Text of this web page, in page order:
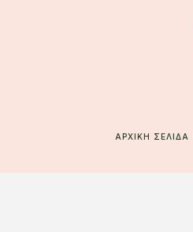
ΑΡΧΙΚΉ ΣΕΛΊΔΑ